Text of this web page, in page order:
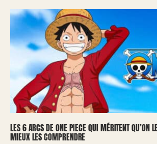
LES 6 ARCS DE ONE PIECE QUI MÉRITENT QU’ON
MIEUX LES COMPRENDRE